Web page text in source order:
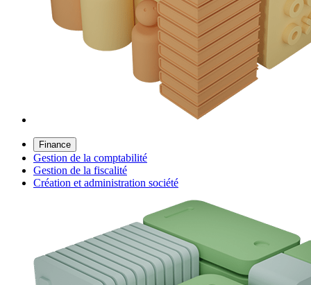
Finance
Gestion de la comptabilité
Gestion de la fiscalité
Création et administration société